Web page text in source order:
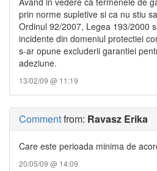
prin norme supletive si ca nu stiu
Ordinul 92/2007, Legea 193/2000
incidente din domeniul protectiei
s-ar opune excluderii garantiei
adeziune.
13/02/09 @ 11:19
Commentfrom: Ravasz Erika
Care este perioada minima de
20/05/09 @ 14:09